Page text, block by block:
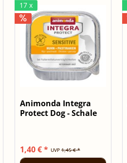
17 x
Animonda Integra
Protect Dog - Schale
UVP1,45 € *
1,40 € *